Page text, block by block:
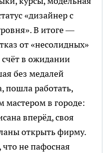
«дизайнер с
В итоге —
от «несолидных»
в ожидании
без медалей
пошла работать,
мастером в городе:
вперёд, своя
открыть фирму.
не пафосная